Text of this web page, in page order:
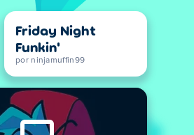
Friday Night
Funkin'
por ninjamuffin99